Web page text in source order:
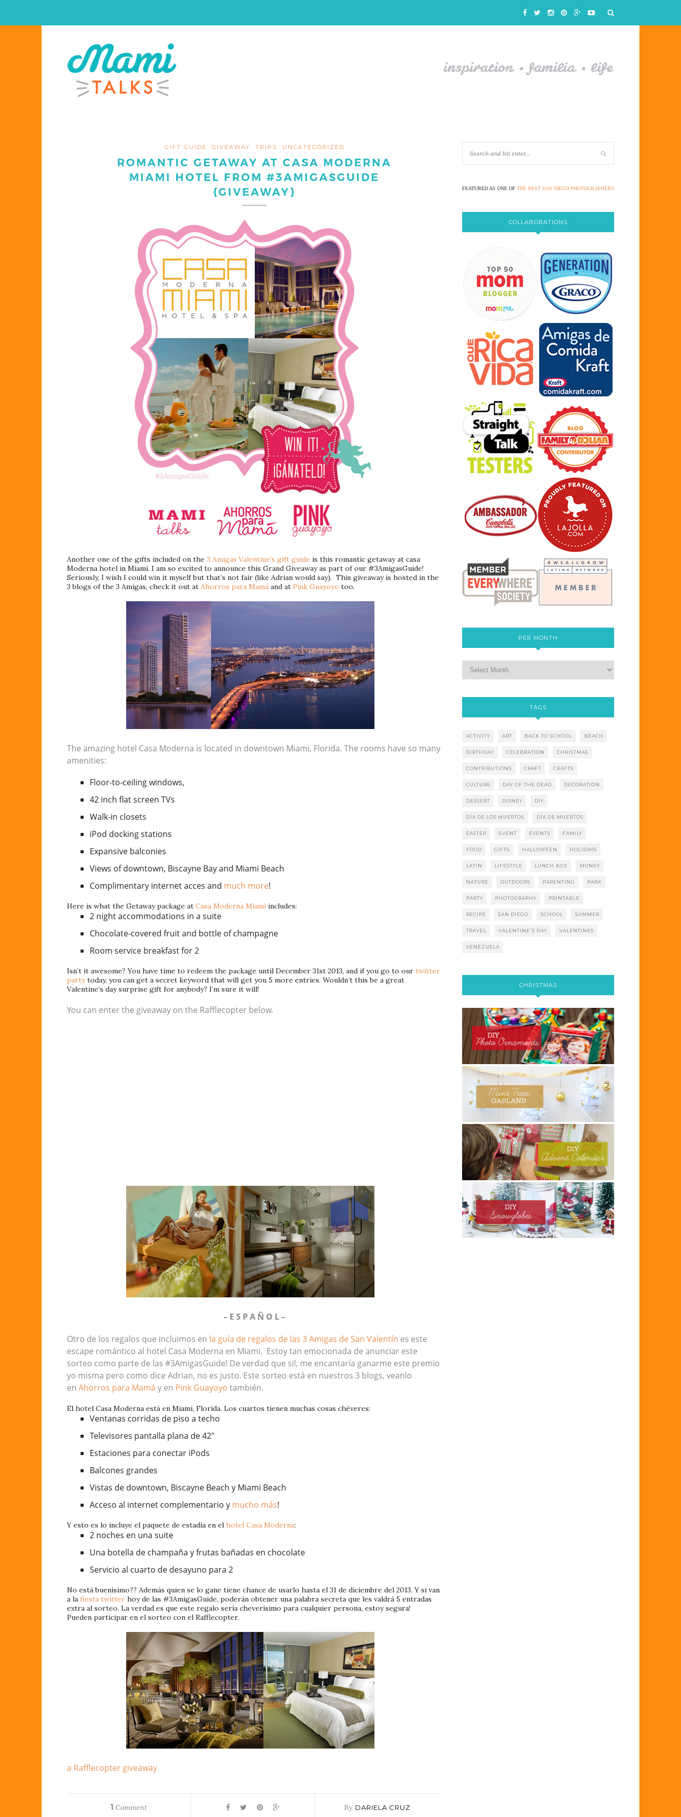
GIFT GUIDE GIVEAWAY TRIPS UNCATEGORIZED
ROMANTIC GETAWAY AT CASA MODERNA
MIAMI HOTEL FROM #3AMIGASGUIDE
{GIVEAWAY}
Another one of the gifts included on the 3 Amigas Valentine’s gift guide is this romantic getaway at casa
Moderna hotel in Miami. I am so excited to announce this Grand Giveaway as part of our #3AmigasGuide!
Seriously, I wish I could win it myself but that’s not fair (like Adrian would say). This giveaway is hosted in the
3 blogs of the 3 Amigas, check it out at Ahorros para Mamá and at Pink Guayoyo too.
The amazing hotel Casa Moderna is located in downtown Miami, Florida. The rooms have so many
amenities:
Floor-to-ceiling windows,
42 inch flat screen TVs
Walk-in closets
iPod docking stations
Expansive balconies
Views of downtown, Biscayne Bay and Miami Beach
Complimentary internet acces and much more!
Here is what the Getaway package at Casa Moderna Miami includes:
2 night accommodations in a suite
Chocolate-covered fruit and bottle of champagne
Room service breakfast for 2
Isn’t it awesome? You have time to redeem the package until December 31st 2013, and if you go to our twitter
partytoday, you can get a secret keyword that will get you 5 more entries. Wouldn’t this be a great
Valentine’s day surprise gift for anybody? I’m sure it will!
You can enter the giveaway on the Rafflecopter below.
– E S P A Ñ O L –
Otro de los regalos que incluimos en la guía de regalos de las 3 Amigas de San Valentín es este
escape romántico al hotel Casa Moderna en Miami. Estoy tan emocionada de anunciar este
sorteo como parte de las #3AmigasGuide! De verdad que si!, me encantaría ganarme este premio
yo misma pero como dice Adrian, no es justo. Este sorteo está en nuestros 3 blogs, veanlo
en Ahorros para Mamá y en Pink Guayoyo también.
El hotel Casa Moderna está en Miami, Florida. Los cuartos tienen muchas cosas chéveres:
Ventanas corridas de piso a techo
Televisores pantalla plana de 42″
Estaciones para conectar iPods
Balcones grandes
Vistas de downtown, Biscayne Beach y Miami Beach
Acceso al internet complementario y mucho más!
Y esto es lo incluye el paquete de estadía en el hotel Casa Moderna:
2 noches en una suite
Una botella de champaña y frutas bañadas en chocolate
Servicio al cuarto de desayuno para 2
No está buenísimo?? Además quien se lo gane tiene chance de usarlo hasta el 31 de diciembre del 2013. Y si van
a la fiesta twitter hoy de las #3AmigasGuide, poderán obtener una palabra secreta que les valdrá 5 entradas
extra al sorteo. La verdad es que este regalo sería cheverísimo para cualquier persona, estoy segura!
Pueden participar en el sorteo con el Rafflecopter.
a Rafflecopter giveaway
1 Comment By DARIELA CRUZ
FEATURED AS ONE OF THE BEST SAN DIEGO PHOTOGRAPHERS
COLLABORATIONS
PER MONTH
TAGS
ACTIVITY ART BACK TO SCHOOL BEACH
BIRTHDAY CELEBRATION CHRISTMAS
CONTRIBUTIONS CRAFT CRAFTS
CULTURE DAY OF THE DEAD DECORATION
DESSERT DISNEY DIY
DÍA DE LOS MUERTOS DÍA DE MUERTOS
EASTER EVENT EVENTS FAMILY
FOOD GIFTS HALLOWEEN HOLIDAYS
LATIN LIFESTYLE LUNCH BOX MONEY
NATURE OUTDOORS PARENTING PARK
PARTY PHOTOGRAPHY PRINTABLE
RECIPE SAN DIEGO SCHOOL SUMMER
TRAVEL VALENTINE'S DAY VALENTINES
VENEZUELA
CHRISTMAS